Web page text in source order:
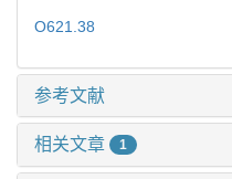
O621.38
参考文献
相关文章 1